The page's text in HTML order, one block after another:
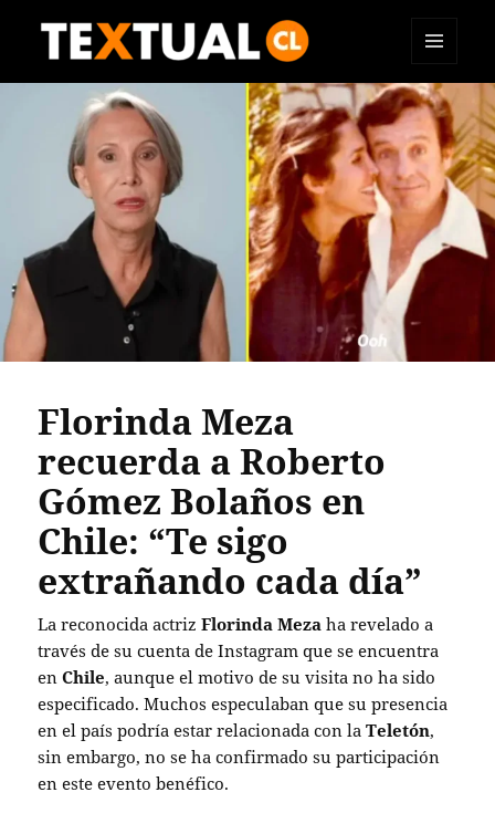
TEXTUAL
Y
WIDGETS
Florinda Meza
recuerda a Roberto
Gómez Bolaños en
Chile: “Te sigo
extrañando cada día”
La reconocida actrizFlorinda Meza ha revelado a
través de su cuenta de Instagram que se encuentra
enChile, aunque el motivo de su visita no ha sido
especificado. Muchos especulaban que su presencia
en el país podría estar relacionada con laTeletón,
sin embargo, no se ha confirmado su participación
en este evento benéfico.